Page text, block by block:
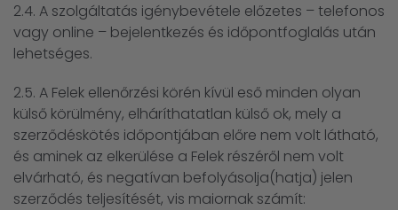
2.4. A szolgáltatás igénybevétele előzetes – telefonos
vagy online – bejelentkezés és időpontfoglalás után
lehetséges.
2.5. A Felek ellenőrzési körén kívül eső minden olyan
külső körülmény, elháríthatatlan külső ok, mely a
szerződéskötés időpontjában előre nem volt látható,
és aminek az elkerülése a Felek részéről nem volt
elvárható, és negatívan befolyásolja(hatja) jelen
szerződés teljesítését, vis maiornak számít: